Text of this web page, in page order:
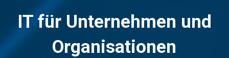
IT für Unternehmen und
Organisationen